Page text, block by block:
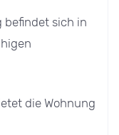
befindet sich in
die Wohnung